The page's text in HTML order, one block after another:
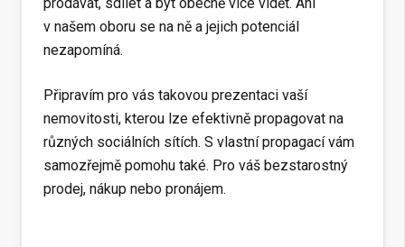
prodávat, sdílet a být obecně více vidět. Ani
v našem oboru se na ně a jejich potenciál
nezapomíná.
Připravím pro vás takovou prezentaci vaší
nemovitosti, kterou lze efektivně propagovat na
různých sociálních sítích. S vlastní propagací vám
samozřejmě pomohu také. Pro váš bezstarostný
prodej, nákup nebo pronájem.